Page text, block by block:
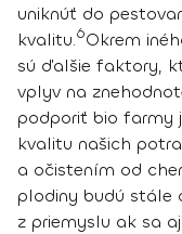
uniknúť do
kvalitu.6Okrem
sú ďalšie faktory,
vplyv na
podporiť bio farmy
kvalitu našich
a očistením od
plodiny budú stále
z priemyslu ak sa